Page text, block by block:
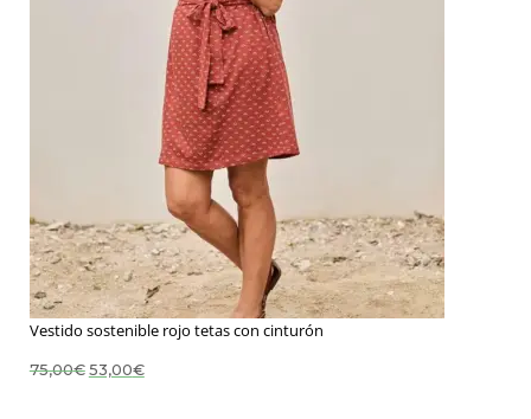
Vestido sostenible rojo tetas con cinturón
75,00€ El
precio
53,00€El
precio